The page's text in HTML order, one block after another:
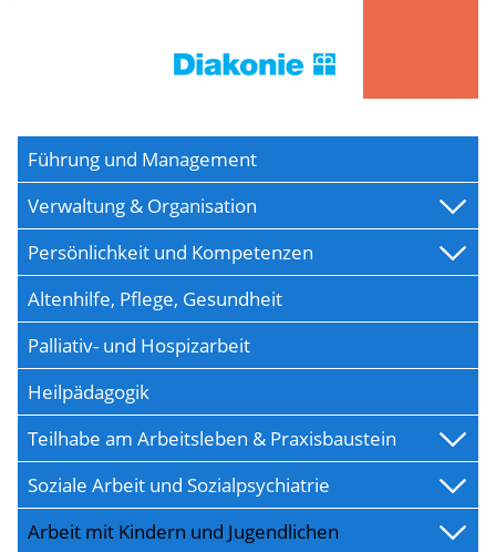
Führung und Management
Verwaltung & Organisation
Persönlichkeit und Kompetenzen
Altenhilfe, Pflege, Gesundheit
Palliativ- und Hospizarbeit
Heilpädagogik
Teilhabe am Arbeitsleben & Praxisbaustein
Soziale Arbeit und Sozialpsychiatrie
Arbeit mit Kindern und Jugendlichen